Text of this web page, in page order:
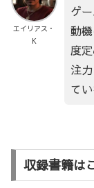
エイリアス・
K
ゲ
動
度
注
て
収録書籍は